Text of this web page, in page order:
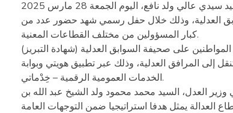
العدلية، وذلك خلال حفل رسمي شهد حضور عدد من
كبار المسؤولين من مختلف القطاعات المعنية.
على صحيفة السوابق العدلية (شهادة التبريز)
إلى المرافق العدلية، وذلك عبر تطبيق هويتي وبوابة
الخدمات العمومية الرقمية – خِدْماتي.
العدل، السيد محمد محمود ولد الشيخ عبد الله بن
العدالة يمثل هدفا استراتيجيا ضمن التوجهات العامة